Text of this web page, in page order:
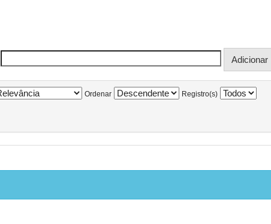
Ordenar Registro(s)